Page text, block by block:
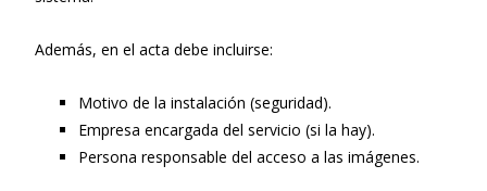
Además, en el acta debe incluirse:
Motivo de la instalación (seguridad).
Empresa encargada del servicio (si la hay).
Persona responsable del acceso a las imágenes.